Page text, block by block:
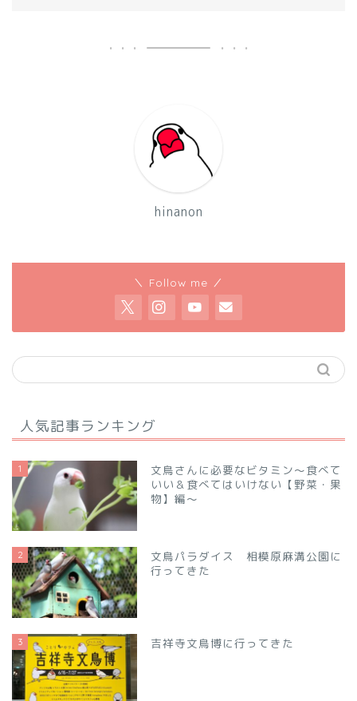
hinanon
＼ Follow me ／
人気記事ランキング
1
文鳥さんに必要なビタミン～食べて
いい＆食べてはいけない【野菜・果
物】編～
2
文鳥パラダイス 相模原麻溝公園に
行ってきた
3 吉祥寺文鳥博に行ってきた